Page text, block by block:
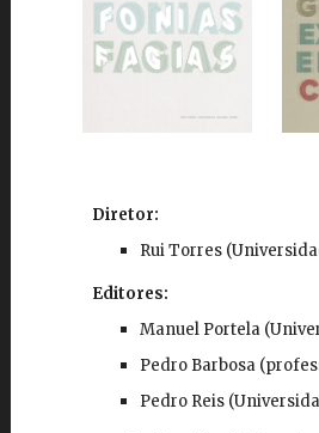
Diretor:
Rui Torres
Editores:
Manuel Portela
Pedro Barbosa
Pedro Reis